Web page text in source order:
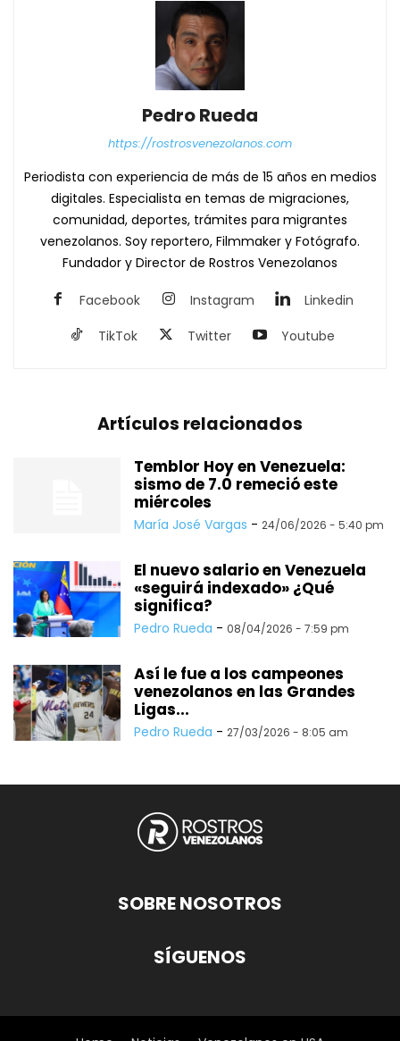
Pedro Rueda
https://rostrosvenezolanos.com
Periodista con experiencia de más de 15 años en medios
digitales. Especialista en temas de migraciones,
comunidad, deportes, trámites para migrantes
venezolanos. Soy reportero, Filmmaker y Fotógrafo.
Fundador y Director de Rostros Venezolanos
Facebook Instagram
Linkedin
TikTok
Twitter Youtube
Artículos relacionados
Temblor Hoy en Venezuela:
sismo de 7.0 remeció este
miércoles
María José Vargas - 24/06/2026 - 5:40 pm
El nuevo salario en Venezuela
«seguirá indexado» ¿Qué
significa?
Pedro Rueda - 08/04/2026 - 7:59 pm
Así le fue a los campeones
venezolanos en las Grandes
Ligas...
Pedro Rueda - 27/03/2026 - 8:05 am
SOBRE NOSOTROS
SÍGUENOS